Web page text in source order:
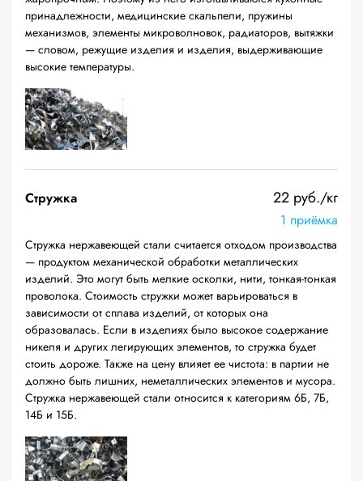
принадлежности, медицинские скальпели, пружины
механизмов, элементы микроволновок, радиаторов, вытяжки
— словом, режущие изделия и изделия, выдерживающие
высокие температуры.
Стружка 22 руб./кг
1 приёмка
Стружка нержавеющей стали считается отходом производства
— продуктом механической обработки металлических
изделий. Это могут быть мелкие осколки, нити, тонкая-тонкая
проволока. Стоимость стружки может варьироваться в
зависимости от сплава изделий, от которых она
образовалась. Если в изделиях было высокое содержание
никеля и других легирующих элементов, то стружка будет
стоить дороже. Также на цену влияет ее чистота: в партии не
должно быть лишних, неметаллических элементов и мусора.
Стружка нержавеющей стали относится к категориям 6Б, 7Б,
14Б и 15Б.